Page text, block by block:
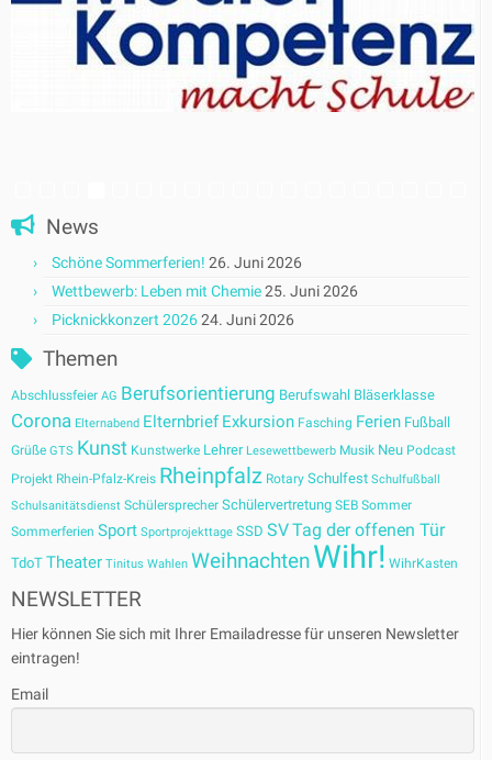
News
Schöne Sommerferien! 26. Juni 2026
Wettbewerb: Leben mit Chemie25. Juni 2026
Picknickkonzert 202624. Juni 2026
Themen
Abschlussfeier AG Berufsorientierung Berufswahl Bläserklasse
Corona Elternabend Elternbrief Exkursion Fasching Ferien Fußball
Grüße GTS Kunst Kunstwerke Lehrer Lesewettbewerb Musik Neu Podcast
Projekt Rhein-Pfalz-Kreis Rheinpfalz Rotary Schulfest Schulfußball
Schulsanitätsdienst Schülersprecher Schülervertretung SEB Sommer
Sommerferien Sport Sportprojekttage SSD SVTag der offenen Tür
TdoT Theater Tinitus Wahlen WeihnachtenWihr! WihrKasten
NEWSLETTER
Hier können Sie sich mit Ihrer Emailadresse für unseren Newsletter
eintragen!
Email